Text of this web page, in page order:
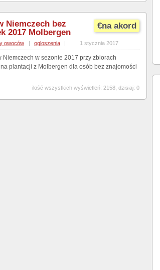
€na akord
Niemczech bez
2017 Molbergen
owoców | ogloszenia | 1 stycznia 2017
Niemczech w sezonie 2017 przy zbiorach
plantacji z Molbergen dla osób bez znajomości
ilość wszystkich wyświetleń: 2158, dzisiaj: 0